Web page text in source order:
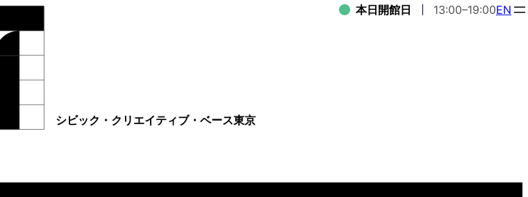
シビック・クリエイティブ・ベース東京
本日開館日 13:00–19:00EN